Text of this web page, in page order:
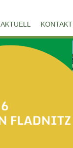
AKTUELL KONTAKT